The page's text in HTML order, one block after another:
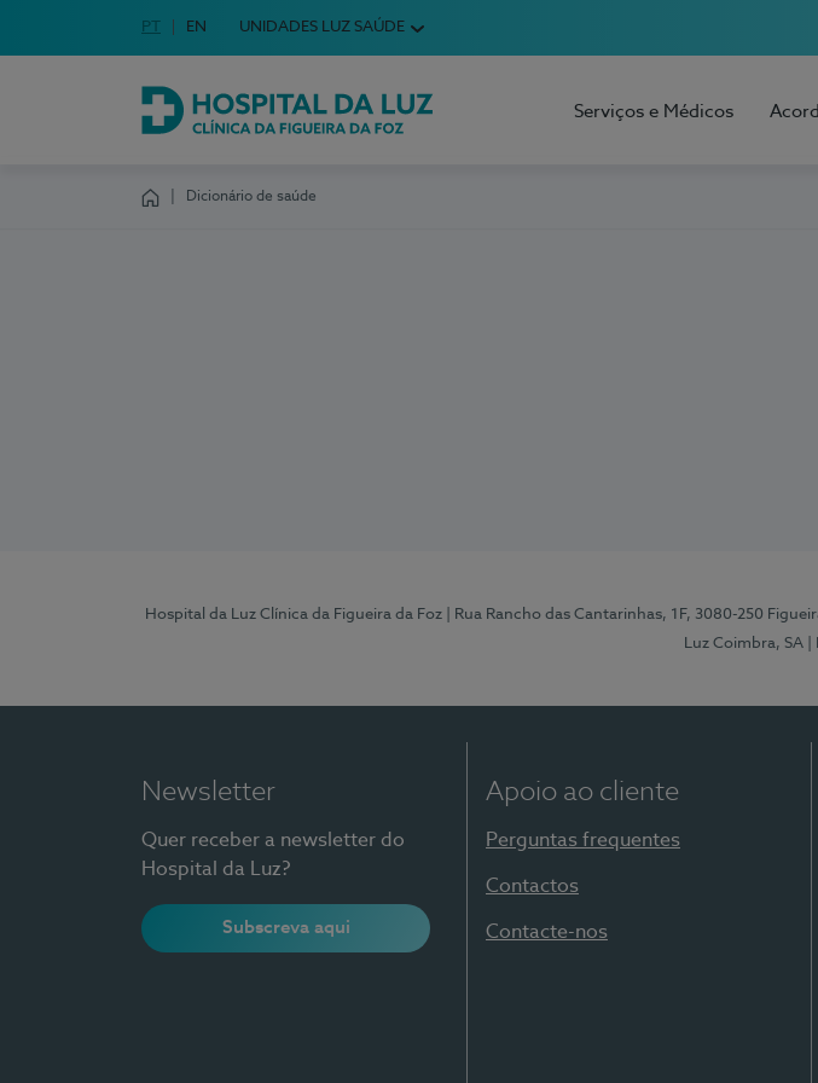
Escolha o seu idioma
Idioma em Português
PT English Language
EN UNIDADES LUZ SAÚDE
Hospital da Luz Clínica da Figueira da Foz
Serviços e Médicos
Dicionário de saúde
Hospital da Luz Clínica da Figueira da Foz | Rua Rancho das Cantarinhas, 1F, 3080-250
Luz Coimbra, SA
Newsletter
Quer receber a newsletter do
Hospital da Luz?
Subscreva aqui
Apoio ao cliente
Perguntas frequentes
Contactos
Contacte-nos